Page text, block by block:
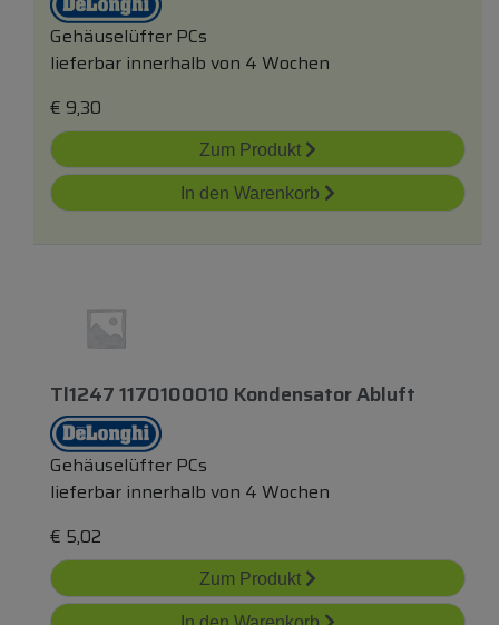
Gehäuselüfter PCs
lieferbar innerhalb von 4 Wochen
€ 9,30
Zum Produkt
In den Warenkorb
Tl1247 1170100010 Kondensator Abluft
Gehäuselüfter PCs
lieferbar innerhalb von 4 Wochen
€ 5,02
Zum Produkt